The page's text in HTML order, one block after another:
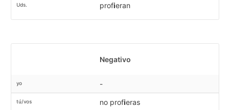
Uds. profieran
Negativo
yo -
tú/vos no profieras